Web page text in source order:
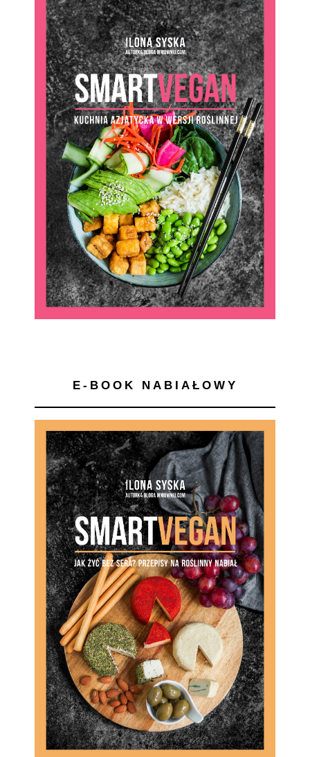
E-BOOK NABIAŁOWY